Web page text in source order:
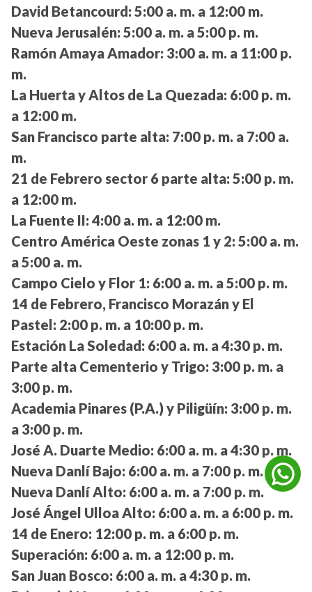
David Betancourd: 5:00 a. m. a 12:00 m.
Nueva Jerusalén: 5:00 a. m. a 5:00 p. m.
Ramón Amaya Amador: 3:00 a. m. a 11:00 p.
m.
La Huerta y Altos de La Quezada: 6:00 p. m.
a 12:00 m.
San Francisco parte alta: 7:00 p. m. a 7:00 a.
m.
21 de Febrero sector 6 parte alta: 5:00 p. m.
a 12:00 m.
La Fuente II: 4:00 a. m. a 12:00 m.
Centro América Oeste zonas 1 y 2: 5:00 a. m.
a 5:00 a. m.
Campo Cielo y Flor 1: 6:00 a. m. a 5:00 p. m.
14 de Febrero, Francisco Morazán y El
Pastel: 2:00 p. m. a 10:00 p. m.
Estación La Soledad: 6:00 a. m. a 4:30 p. m.
Parte alta Cementerio y Trigo: 3:00 p. m. a
3:00 p. m.
Academia Pinares (P.A.) y Piligüín: 3:00 p. m.
a 3:00 p. m.
José A. Duarte Medio: 6:00 a. m. a 4:30 p. m.
Nueva Danlí Bajo: 6:00 a. m. a 7:00 p. m.
Nueva Danlí Alto: 6:00 a. m. a 7:00 p. m.
José Ángel Ulloa Alto: 6:00 a. m. a 6:00 p. m.
14 de Enero: 12:00 p. m. a 6:00 p. m.
Superación: 6:00 a. m. a 12:00 p. m.
San Juan Bosco: 6:00 a. m. a 4:30 p. m.